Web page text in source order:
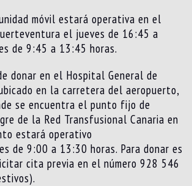
móvil estará operativa en el
el jueves de 16:45 a
de 9:45 a 13:45 horas.
donar en el Hospital General de
en la carretera del aeropuerto,
se encuentra el punto fijo de
de la Red Transfusional Canaria en
estará operativo
de 9:00 a 13:30 horas. Para donar es
cita previa en el número 928 546